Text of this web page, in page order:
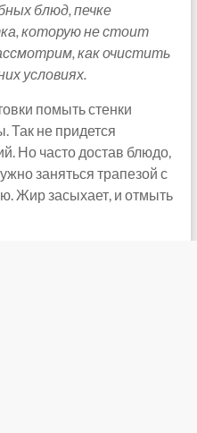
блюд, печке
которую не стоит
как очистить
условиях.
помыть стенки
Так не придется
Но часто достав блюдо,
заняться трапезой с
Жир засыхает, и отмыть